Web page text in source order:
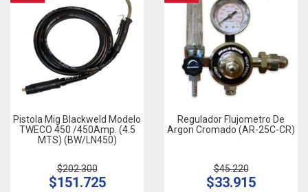
Pistola Mig Blackweld Modelo
TWECO 450 /450Amp. (4.5
MTS) (BW/LN450)
$202.300
$151.725
Regulador Flujometro De
Argon Cromado (AR-25C-CR)
$45.220
$33.915